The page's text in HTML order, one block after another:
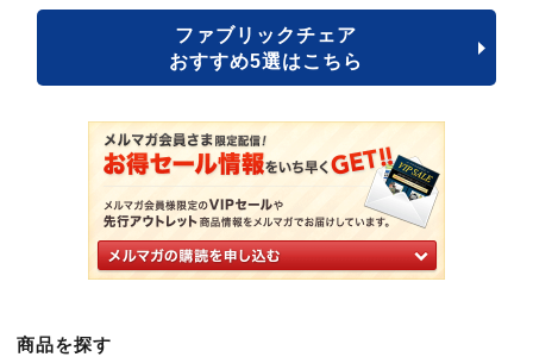
ファブリックチェア
おすすめ5選はこちら
商品を探す